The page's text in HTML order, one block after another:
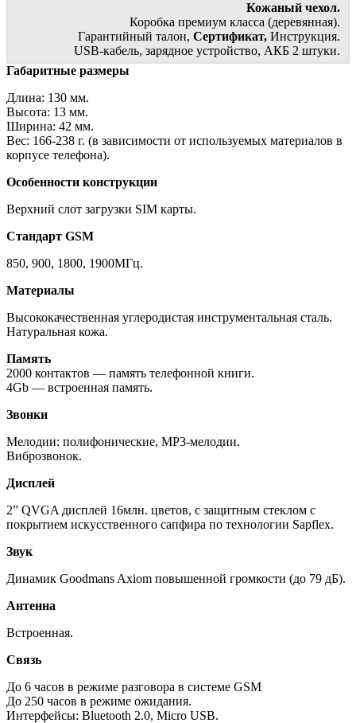
Кожаный чехол.
Коробка премиум класса (деревянная).
Гарантийный талон, Сертификат, Инструкция.
USB-кабель, зарядное устройство, АКБ 2 штуки.
Габаритные размеры
Длина: 130 мм.
Высота: 13 мм.
Ширина: 42 мм.
Вес: 166-238 г. (в зависимости от используемых материалов в
корпусе телефона).
Особенности конструкции
Верхний слот загрузки SIM карты.
Стандарт GSM
850, 900, 1800, 1900МГц.
Материалы
Высококачественная углеродистая инструментальная сталь.
Натуральная кожа.
Память
2000 контактов — память телефонной книги.
4Gb — встроенная память.
Звонки
Мелодии: полифонические, MP3-мелодии.
Виброзвонок.
Дисплей
2” QVGA дисплей 16млн. цветов, с защитным стеклом с
покрытием искусственного сапфира по технологии Sapflex.
Звук
Динамик Goodmans Axiom повышенной громкости (до 79 дБ).
Антенна
Встроенная.
Связь
До 6 часов в режиме разговора в системе GSM
До 250 часов в режиме ожидания.
Интерфейсы: Bluetooth 2.0, Micro USB.